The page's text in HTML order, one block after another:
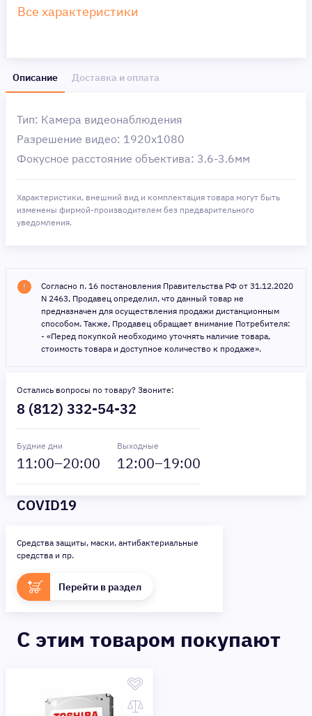
Все характеристики
Описание Доставка и оплата
Тип: Камера видеонаблюдения
Разрешение видео: 1920x1080
Фокусное расстояние объектива: 3.6-3.6мм
Характеристики, внешний вид и комплектация товара могут быть
изменены фирмой-производителем без предварительного
уведомления.
Согласно п. 16 постановления Правительства РФ от 31.12.2020
N 2463, Продавец определил, что данный товар не
предназначен для осуществления продажи дистанционным
способом. Также, Продавец обращает внимание Потребителя:
- «Перед покупкой необходимо уточнять наличие товара,
стоимость товара и доступное количество к продаже».
Остались вопросы по товару? Звоните:
8 (812) 332-54-32
Будние дни
11:00–20:00
Выходные
12:00–19:00
COVID19
Средства защиты, маски, антибактериальные
средства и пр.
Перейти в раздел
C этим товаром покупают